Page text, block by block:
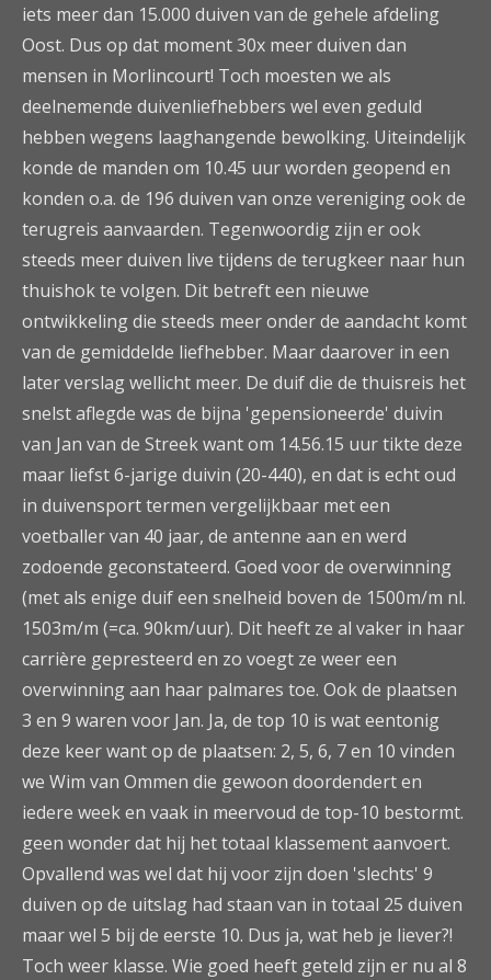
iets meer dan 15.000 duiven van de gehele afdeling
Oost. Dus op dat moment 30x meer duiven dan
mensen in Morlincourt! Toch moesten we als
deelnemende duivenliefhebbers wel even geduld
hebben wegens laaghangende bewolking. Uiteindelijk
konde de manden om 10.45 uur worden geopend en
konden o.a. de 196 duiven van onze vereniging ook de
terugreis aanvaarden. Tegenwoordig zijn er ook
steeds meer duiven live tijdens de terugkeer naar hun
thuishok te volgen. Dit betreft een nieuwe
ontwikkeling die steeds meer onder de aandacht komt
van de gemiddelde liefhebber. Maar daarover in een
later verslag wellicht meer. De duif die de thuisreis het
snelst aflegde was de bijna 'gepensioneerde' duivin
van Jan van de Streek want om 14.56.15 uur tikte deze
maar liefst 6-jarige duivin (20-440), en dat is echt oud
in duivensport termen vergelijkbaar met een
voetballer van 40 jaar, de antenne aan en werd
zodoende geconstateerd. Goed voor de overwinning
(met als enige duif een snelheid boven de 1500m/m nl.
1503m/m (=ca. 90km/uur). Dit heeft ze al vaker in haar
carrière gepresteerd en zo voegt ze weer een
overwinning aan haar palmares toe. Ook de plaatsen
3 en 9 waren voor Jan. Ja, de top 10 is wat eentonig
deze keer want op de plaatsen: 2, 5, 6, 7 en 10 vinden
we Wim van Ommen die gewoon doordendert en
iedere week en vaak in meervoud de top-10 bestormt.
geen wonder dat hij het totaal klassement aanvoert.
Opvallend was wel dat hij voor zijn doen 'slechts' 9
duiven op de uitslag had staan van in totaal 25 duiven
maar wel 5 bij de eerste 10. Dus ja, wat heb je liever?!
Toch weer klasse. Wie goed heeft geteld zijn er nu al 8